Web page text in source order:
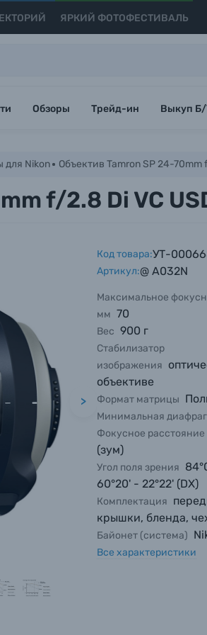
ЯРКИЙ ФОТОФЕСТИВАЛЬ
Обзоры Трейд-ин Выкуп Б/
для Nikon Объектив Tamron SP 24-70mm
f/2.8 Di VC
>
Код товара:УТ-
Артикул:@ A032N
Максимальное
мм 70
Вес 900 г
Стабилизатор
изображения
объективе
Формат матрицы
Минимальная
Фокусное расстояние
(зум)
Угол поля зрения
60°20' - 22°22' (DX)
Комплектация
крышки, бленда,
Байонет (система)
Все характеристики